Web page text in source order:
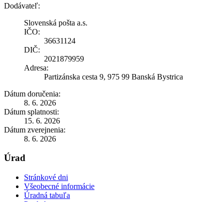
Dodávateľ:
Slovenská pošta a.s.
IČO:
36631124
DIČ:
2021879959
Adresa:
Partizánska cesta 9, 975 99 Banská Bystrica
Dátum doručenia:
8. 6. 2026
Dátum splatnosti:
15. 6. 2026
Dátum zverejnenia:
8. 6. 2026
Úrad
Stránkové dni
Všeobecné informácie
Úradná tabuľa